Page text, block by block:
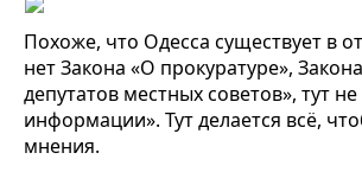
Похоже, что Одесса существует в
нет Закона «О прокуратуре»,
депутатов местных советов», тут
информации». Тут делается всё,
мнения.